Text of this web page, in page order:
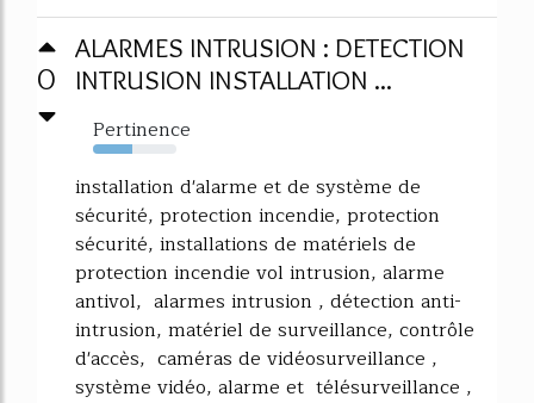
0
ALARMES INTRUSION : DETECTION
INTRUSION INSTALLATION ...
Pertinence
47%
installation d'alarme et de système de
sécurité, protection incendie, protection
sécurité, installations de matériels de
protection incendie vol intrusion, alarme
antivol, alarmes intrusion , détection anti-
intrusion, matériel de surveillance, contrôle
d'accès, caméras de vidéosurveillance ,
système vidéo, alarme et télésurveillance ,